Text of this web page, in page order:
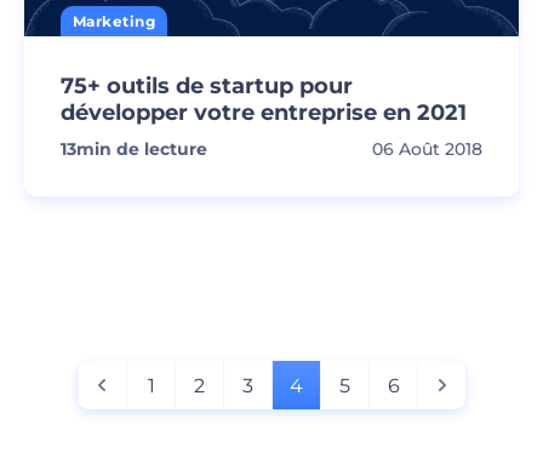
Marketing
75+ outils de startup pour
développer votre entreprise en 2021
13min de lecture 06 Août 2018
1 2 3 4 5 6